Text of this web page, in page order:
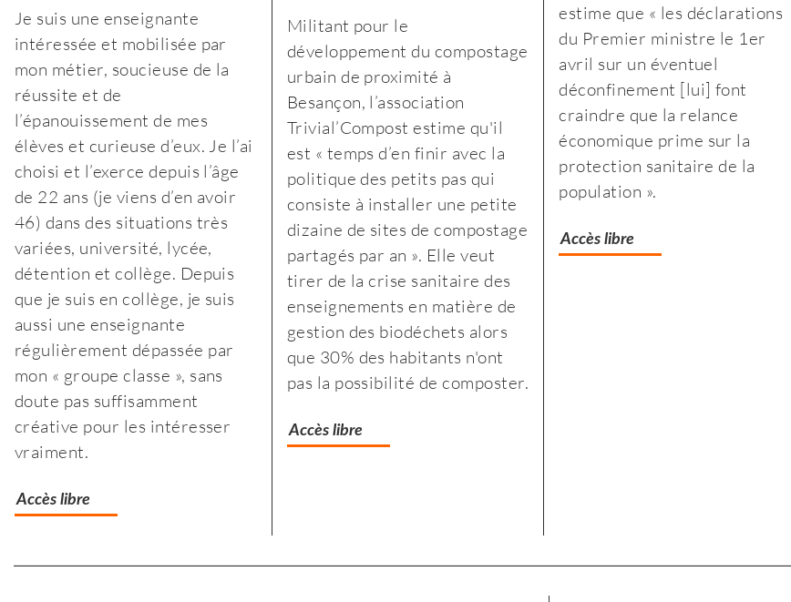
à
associations
populaire
montent
Je suis une enseignante
intéressée et mobilisée par
mon métier, soucieuse de la
réussite et de
l’épanouissement de mes
élèves et curieuse d’eux. Je l’ai
choisi et l’exerce depuis l’âge
de 22 ans (je viens d’en avoir
46) dans des situations très
variées, université, lycée,
détention et collège. Depuis
que je suis en collège, je suis
aussi une enseignante
régulièrement dépassée par
mon « groupe classe », sans
doute pas suffisamment
créative pour les intéresser
vraiment.
Accès libre
l’extrême-
droite
:
des
associations
jurassiennes
d’éducation
populaire
montent
au
front
Militant pour le
développement du compostage
urbain de proximité à
Besançon, l’association
Trivial’Compost estime qu'il
est « temps d’en finir avec la
politique des petits pas qui
consiste à installer une petite
dizaine de sites de compostage
partagés par an ». Elle veut
tirer de la crise sanitaire des
enseignements en matière de
gestion des biodéchets alors
que 30% des habitants n'ont
pas la possibilité de composter.
Accès libre
des
estime que « les déclarations
du Premier ministre le 1er
avril sur un éventuel
déconfinement [lui] font
craindre que la relance
économique prime sur la
protection sanitaire de la
population ».
Accès libre
Separateur